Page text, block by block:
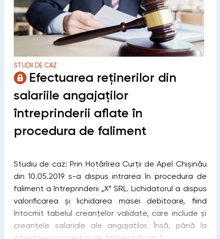
STUDII DE CAZ
Efectuarea reţinerilor din
salariile angajaţilor
întreprinderii aflate în
procedura de faliment
Studiu de caz: Prin Hotărîrea Curţii de Apel Chişinău
din 10.05.2019 s-a dispus intrarea în procedura de
faliment a întreprinderii „X” SRL. Lichidatorul a dispus
valorificarea şi lichidarea masei debitoare, fiind
întocmit tabelul creanţelor validate, care include şi
creanţele salariale ale angajaţilor. Însă, până la